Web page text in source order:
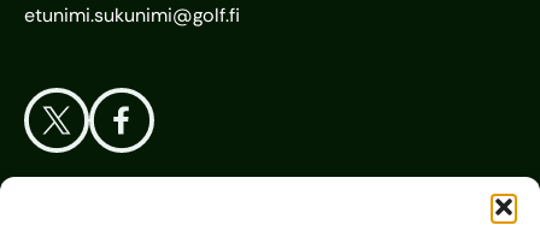
etunimi.sukunimi@golf.fi